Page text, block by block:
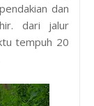
dan
dari jalur
tempuh 20